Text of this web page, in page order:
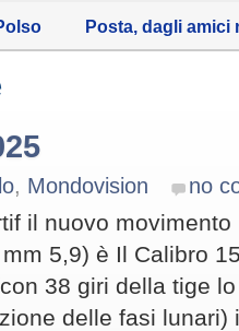
Posta, dagli amici
, Mondovision no
il nuovo
5,9) è Il Calibro
38 giri della tige
delle fasi